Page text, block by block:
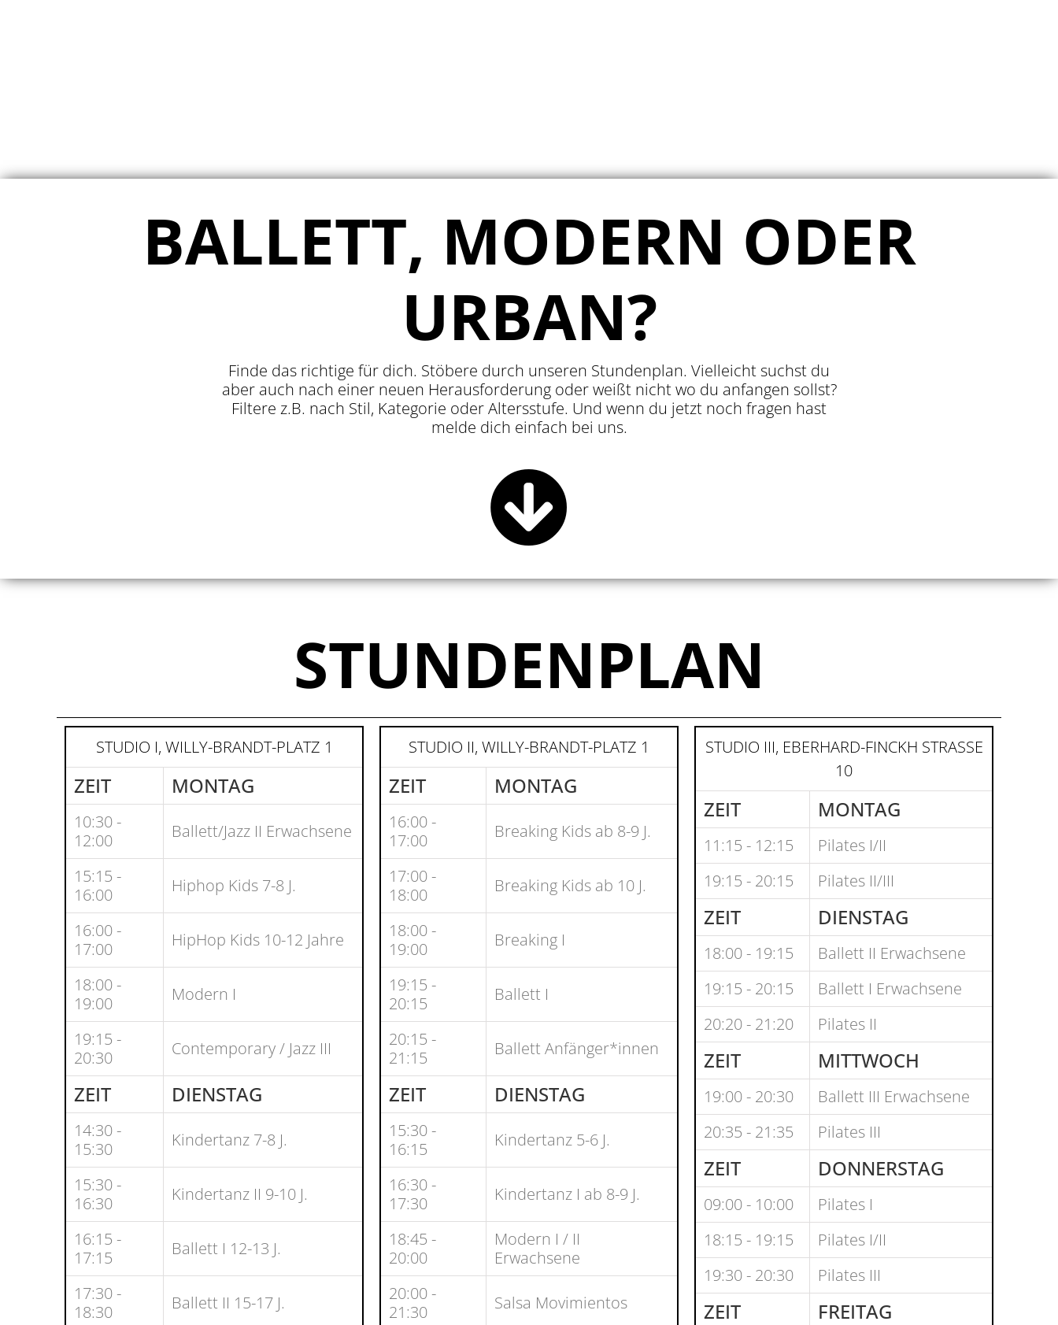
BALLETT, MODERN ODER
URBAN?
Finde das richtige für dich. Stöbere durch unseren Stundenplan. Vielleicht suchst du
aber auch nach einer neuen Herausforderung oder weißt nicht wo du anfangen sollst?
Filtere z.B. nach Stil, Kategorie oder Altersstufe. Und wenn du jetzt noch fragen hast
melde dich einfach bei uns.
STUNDENPLAN
STUDIO I, WILLY-BRANDT-PLATZ 1
ZEIT MONTAG
10:30 -
12:00
Ballett/Jazz II Erwachsene
15:15 -
16:00
Hiphop Kids 7-8 J.
16:00 -
17:00
HipHop Kids 10-12 Jahre
18:00 -
19:00
Modern I
19:15 -
20:30
Contemporary / Jazz III
ZEIT DIENSTAG
14:30 -
15:30
Kindertanz 7-8 J.
15:30 -
16:30
Kindertanz II 9-10 J.
16:15 -
17:15
Ballett I 12-13 J.
17:30 -
18:30
Ballett II 15-17 J.
STUDIO II, WILLY-BRANDT-PLATZ 1
ZEIT MONTAG
16:00 -
17:00
Breaking Kids ab 8-9 J.
17:00 -
18:00
Breaking Kids ab 10 J.
18:00 -
19:00
Breaking I
19:15 -
20:15
Ballett I
20:15 -
21:15
Ballett Anfänger*innen
ZEIT DIENSTAG
15:30 -
16:15
Kindertanz 5-6 J.
16:30 -
17:30
Kindertanz I ab 8-9 J.
18:45 -
20:00
Modern I / II
Erwachsene
20:00 -
21:30
Salsa Movimientos
STUDIO III, EBERHARD-FINCKH STRASSE 1
0
ZEIT MONTAG
11:15 - 12:15
Pilates I/II
19:15 - 20:15
Pilates II/III
ZEIT DIENSTAG
18:00 - 19:15
Ballett II Erwachsene
19:15 - 20:15
Ballett I Erwachsene
20:20 - 21:20
Pilates II
ZEIT MITTWOCH
19:00 - 20:30
Ballett III Erwachsene
20:35 - 21:35
Pilates III
ZEIT DONNERSTAG
09:00 - 10:00
Pilates I
18:15 - 19:15
Pilates I/II
19:30 - 20:30
Pilates III
ZEIT FREITAG